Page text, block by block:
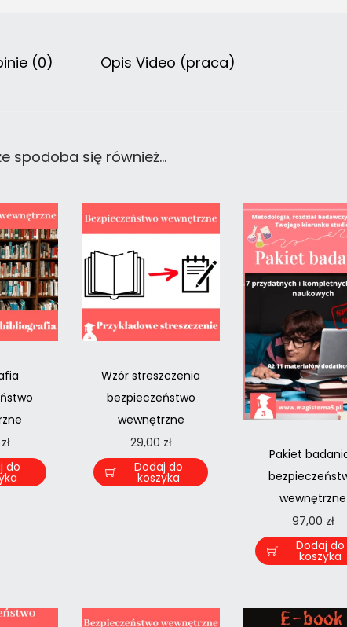
(0) Opis Video (praca)
spodoba się również…
zł
do
Wzór streszczenia
bezpieczeństwo
wewnętrzne
29,00 zł
Dodaj do
koszyka
Pakiet
wewnętrzne
97,00 zł
Dodaj do
koszyka